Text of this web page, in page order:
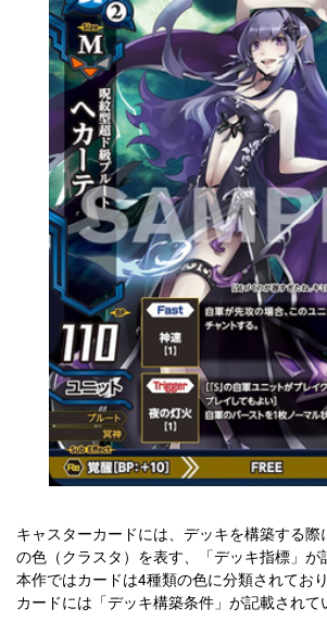
キャスターカードには、デッキを構築する際
の色（クラスタ）を表す、「デッキ指標」が
本作ではカードは4種類の色に分類されてお
カードには「デッキ構築条件」が記載されて